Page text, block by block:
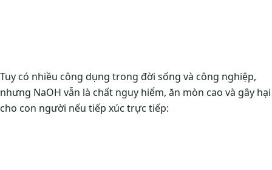
Tuy có nhiều công dụng trong đời sống và công nghiệp,
nhưng NaOH vẫn là chất nguy hiểm, ăn mòn cao và gây hại
cho con người nếu tiếp xúc trực tiếp: